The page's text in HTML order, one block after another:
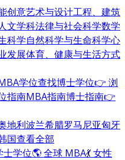
创意艺术与设计工程、建筑
文学科法律与社会科学数学
科学自然科学与生命科学心
发展体育、健康与生活方式
学位查找博士学位👉 浏
指南MBA指南博士指南👉
地利波兰希腊罗马尼亚匈牙
国查看全部
士学位🌎 全球 MBA💃 女性